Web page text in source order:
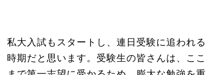
私大入試もスタートし、連日受験に追われる
時期だと思います。受験生の皆さんは、ここ